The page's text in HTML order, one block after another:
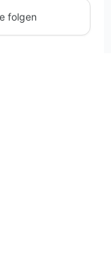
folgen